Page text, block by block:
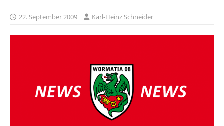
22. September 2009 Karl-Heinz Schneider